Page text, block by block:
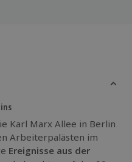
Karl Marx Allee in Berlin
Arbeiterpalästen im
Ereignisse aus der